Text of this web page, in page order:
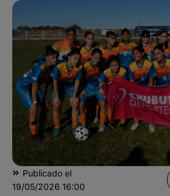
Publicado el
19/05/2026 16:00